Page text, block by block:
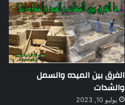
الفرق بين الميده والسمل
والشدات
يوليو 10, 2023